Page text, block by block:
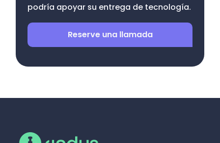
podría apoyar su entrega de tecnología.
Reserve una llamada